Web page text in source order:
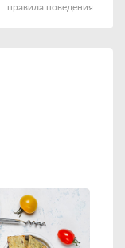
правила поведения